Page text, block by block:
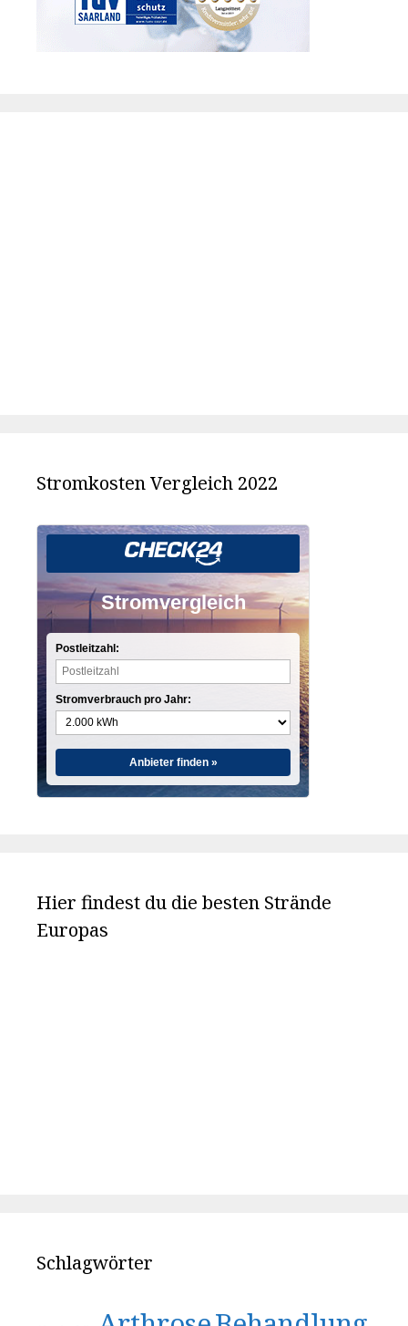
Stromkosten Vergleich 2022
Stromvergleich
Postleitzahl:
Stromverbrauch pro Jahr:
Anbieter finden »
Hier findest du die besten Strände
Europas
Schlagwörter